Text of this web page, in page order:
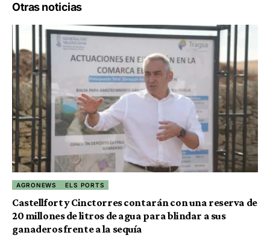
Otras noticias
AGRONEWS ELS PORTS
Castellfort y Cinctorres contarán con una reserva de
20 millones de litros de agua para blindar a sus
ganaderos frente a la sequía